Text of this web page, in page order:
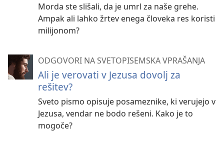
Morda ste slišali, da je umrl za naše grehe.
Ampak ali lahko žrtev enega človeka res koristi
milijonom?
ODGOVORI NA SVETOPISEMSKA VPRAŠANJA
Ali je verovati v Jezusa dovolj za
rešitev?
Sveto pismo opisuje posameznike, ki verujejo v
Jezusa, vendar ne bodo rešeni. Kako je to
mogoče?